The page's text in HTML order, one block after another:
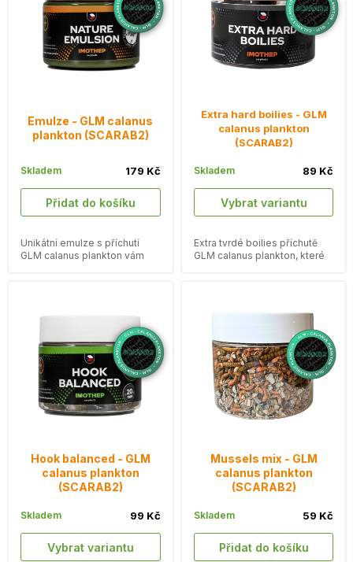
Emulze - GLM calanus
plankton (SCARAB2)
Přidat do košíku
179 Kč
Skladem
Unikátní emulze s příchutí
GLM calanus plankton vám
Extra hard boilies - GLM
calanus plankton
(SCARAB2)
Vybrat variantu
89 Kč
Skladem
Extra tvrdé boilies příchutě
GLM calanus plankton, které
Hook balanced - GLM
calanus plankton
(SCARAB2)
Vybrat variantu
99 Kč
Skladem
Mussels mix - GLM
calanus plankton
(SCARAB2)
Přidat do košíku
59 Kč
Skladem